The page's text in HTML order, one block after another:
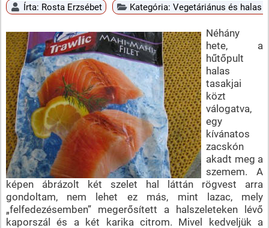
Írta: Rosta Erzsébet Kategória:Vegetáriánus és halas
Néhány
hete, a
hűtőpult
halas
tasakjai
közt
válogatva,
egy
kívánatos
zacskón
akadt meg a
szemem. A
képen ábrázolt két szelet hal láttán rögvest arra
gondoltam, nem lehet ez más, mint lazac, mely
„felfedezésemben” megerősített a halszeleteken lévő
kaporszál és a két karika citrom. Mivel kedveljük a